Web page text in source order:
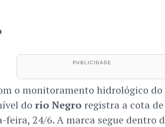
o monitoramento hidrológico do
do rio Negro registra a cota
feira, 24/6. A marca segue dentro